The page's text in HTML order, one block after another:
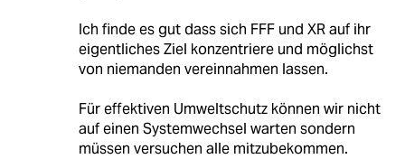
Ich finde es gut dass sich FFF und XR auf ihr
eigentliches Ziel konzentriere und möglichst
von niemanden vereinnahmen lassen.
Für effektiven Umweltschutz können wir nicht
auf einen Systemwechsel warten sondern
müssen versuchen alle mitzubekommen.